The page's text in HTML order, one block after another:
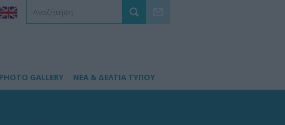
PHOTO GALLERY ΝΕΑ & ΔΕΛΤΙΑ ΤΥΠΟΥ